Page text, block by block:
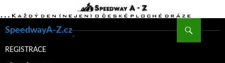
SpeedwayA-Z.cz
K
REGISTRACE